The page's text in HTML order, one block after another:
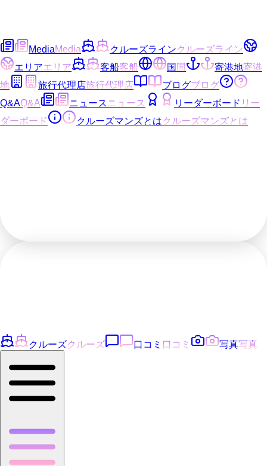
MediaMedia クルーズラインクルーズライン
エリアエリア 客船客船 国国 寄港地寄港
地
旅行代理店旅行代理店 ブログブログ
Q&AQ&A ニュース ニュース リーダーボード リー
ダーボード
クルーズマンズとはクルーズマンズとは
クルーズクルーズ 口コミ 口コミ 写真写真